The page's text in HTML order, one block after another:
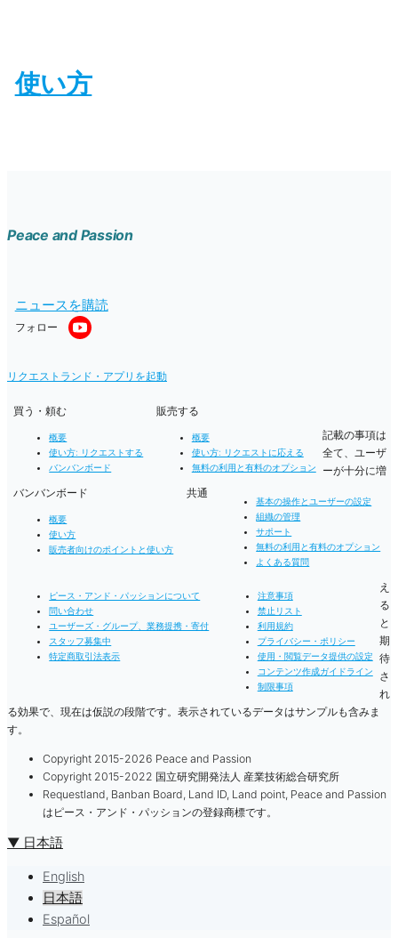
使い方
Peace and Passion
ニュースを購読
フォロー
リクエストランド・アプリを起動
買う・頼む
概要
使い方: リクエストする
バンバンボード
販売する
概要
使い方: リクエストに応える
無料の利用と有料のオプション
バンバンボード
概要
使い方
販売者向けのポイントと使い方
共通
基本の操作とユーザーの設定
組織の管理
サポート
無料の利用と有料のオプション
よくある質問
ピース・アンド・パッションについて
問い合わせ
ユーザーズ・グループ、業務提携・寄付
スタッフ募集中
特定商取引法表示
注意事項
禁止リスト
利用規約
プライバシー・ポリシー
使用・閲覧データ提供の設定
コンテンツ作成ガイドライン
制限事項
記載の事項は
全て、ユーザ
ーが十分に増
え
る
と
期
待
さ
れ
る効果で、現在は仮説の段階です。表示されているデータはサンプルも含みま
す。
Copyright 2015-2026 Peace and Passion
Copyright 2015-2022 国立研究開発法人 産業技術総合研究所
Requestland, Banban Board, Land ID, Land point, Peace and Passion
はピース・アンド・パッションの登録商標です。
▼ 日本語
English
日本語
Español